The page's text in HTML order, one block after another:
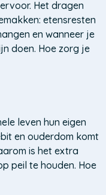
Het dragen
etensresten
en wanneer je
doen. Hoe zorg je
leven hun eigen
en ouderdom komt
is het extra
peil te houden. Hoe